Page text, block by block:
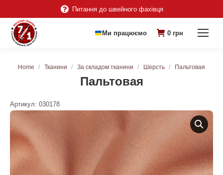
Питання до швейного фахівця
Ми працюємо 0 грн
Пальтовая
You are here:
Home Тканини За складом тканини Шерсть Пальтовая
Артикул: 030178